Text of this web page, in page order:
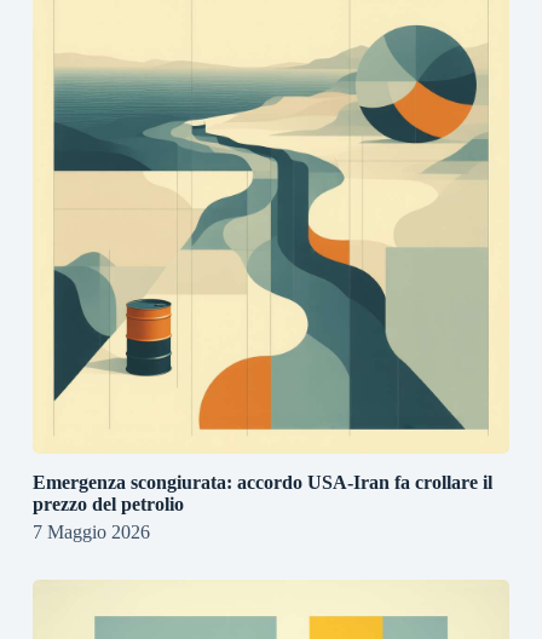
Emergenza scongiurata: accordo USA-Iran fa crollare il
prezzo del petrolio
7 Maggio 2026